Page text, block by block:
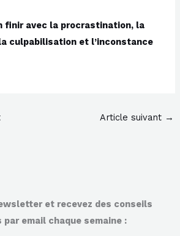
finir avec la procrastination, la
culpabilisation et l’inconstance
Article suivant →
et recevez des conseils
email chaque semaine :